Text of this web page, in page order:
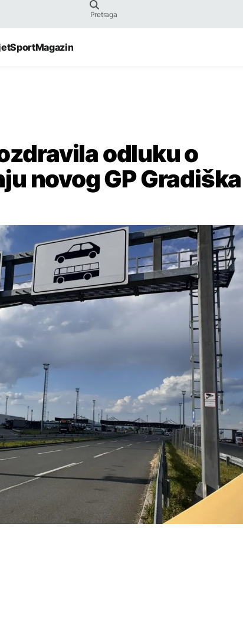
SportMagazin
odluku o
novog GP Gradiška